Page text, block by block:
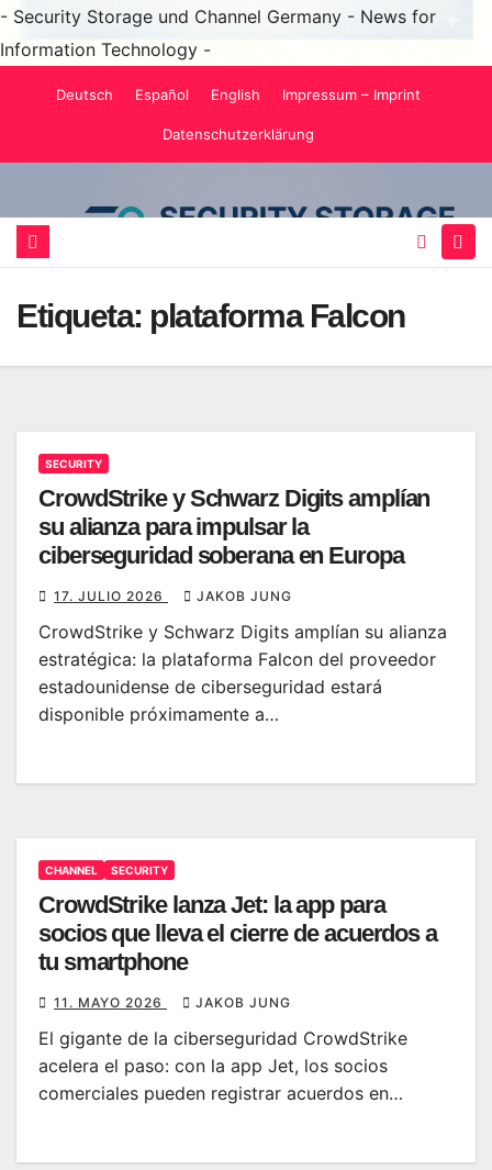
- Security Storage und Channel Germany - News for
Information Technology -
Deutsch Español English Impressum – Imprint
Datenschutzerklärung
Etiqueta: plataforma Falcon
SECURITY
CrowdStrike y Schwarz Digits amplían
su alianza para impulsar la
ciberseguridad soberana en Europa
17. JULIO 2026 JAKOB JUNG
CrowdStrike y Schwarz Digits amplían su alianza
estratégica: la plataforma Falcon del proveedor
estadounidense de ciberseguridad estará
disponible próximamente a…
CHANNEL SECURITY
CrowdStrike lanza Jet: la app para
socios que lleva el cierre de acuerdos a
tu smartphone
11. MAYO 2026 JAKOB JUNG
El gigante de la ciberseguridad CrowdStrike
acelera el paso: con la app Jet, los socios
comerciales pueden registrar acuerdos en…